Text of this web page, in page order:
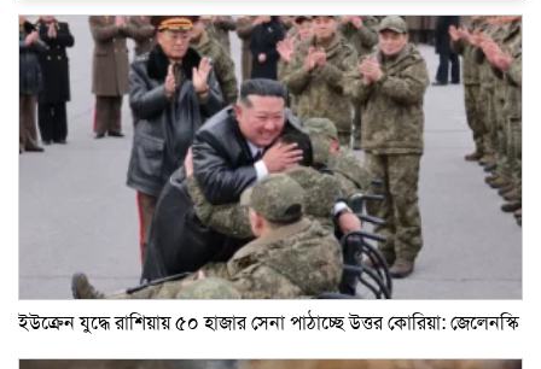
ইউক্রেন যুদ্ধে রাশিয়ায় ৫০ হাজার সেনা পাঠাচ্ছে উত্তর কোরিয়া: জেলেনস্কি